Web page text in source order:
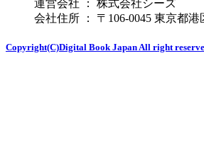
運営会社 ： 株式会社シーズ
会社住所 ： 〒106-0045 東京都
Copyright(C)Digital Book Japan All right